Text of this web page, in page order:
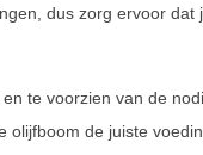
dus zorg ervoor
te voorzien van de
de juiste